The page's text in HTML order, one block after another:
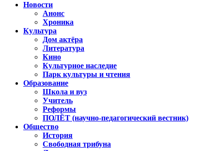
Новости
Анонс
Хроника
Культура
Дом актёра
Литература
Кино
Культурное наследие
Парк культуры и чтения
Образование
Школа и вуз
Учитель
Реформы
ПОЛЁТ (научно-педагогический вестник)
Общество
История
Свободная трибуна